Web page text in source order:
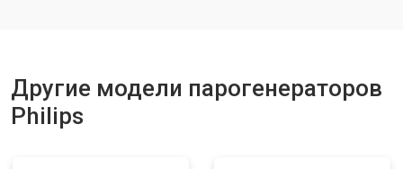
Другие модели парогенераторов
Philips